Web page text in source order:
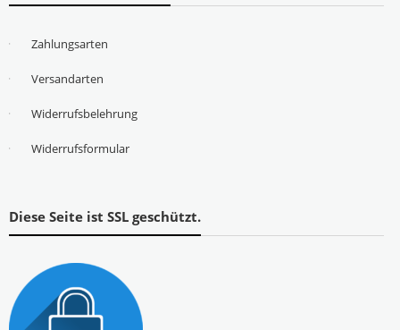
Zahlungsarten
Versandarten
Widerrufsbelehrung
Widerrufsformular
Diese Seite ist SSL geschützt.